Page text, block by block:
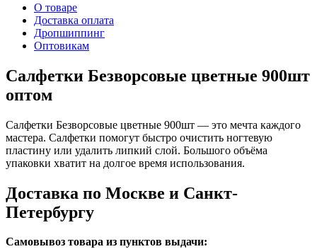
О товаре
Доставка оплата
Дропшиппинг
Оптовикам
Салфетки Безворсовые цветные 900шт
оптом
Салфетки Безворсовые цветные 900шт — это мечта каждого
мастера. Салфетки помогут быстро очистить ногтевую
пластину или удалить липкий слой. Большого объёма
упаковки хватит на долгое время использования.
Доставка по Москве и Санкт-
Петербургу
Самовывоз товара из пунктов выдачи: